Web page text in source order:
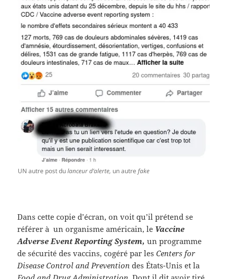
UN autre post dulanceur d’alerte, un autre fake
Dans cette copie d’écran, on voit qu’il prétend se
référer à un organisme américain, le Vaccine
Adverse Event Reporting System, un programme
de sécurité des vaccins, cogéré par lesCenters for
Disease Control and Prevention des États-Unis et la